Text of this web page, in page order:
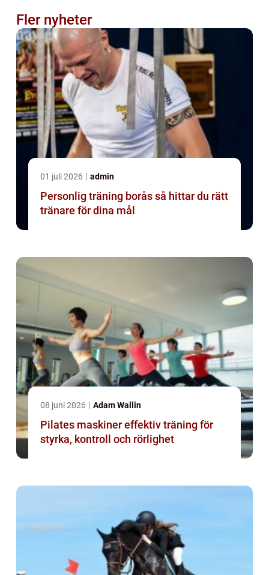
Fler nyheter
01 juli 2026 admin
Personlig träning borås så hittar du rätt
tränare för dina mål
08 juni 2026 Adam Wallin
Pilates maskiner effektiv träning för
styrka, kontroll och rörlighet